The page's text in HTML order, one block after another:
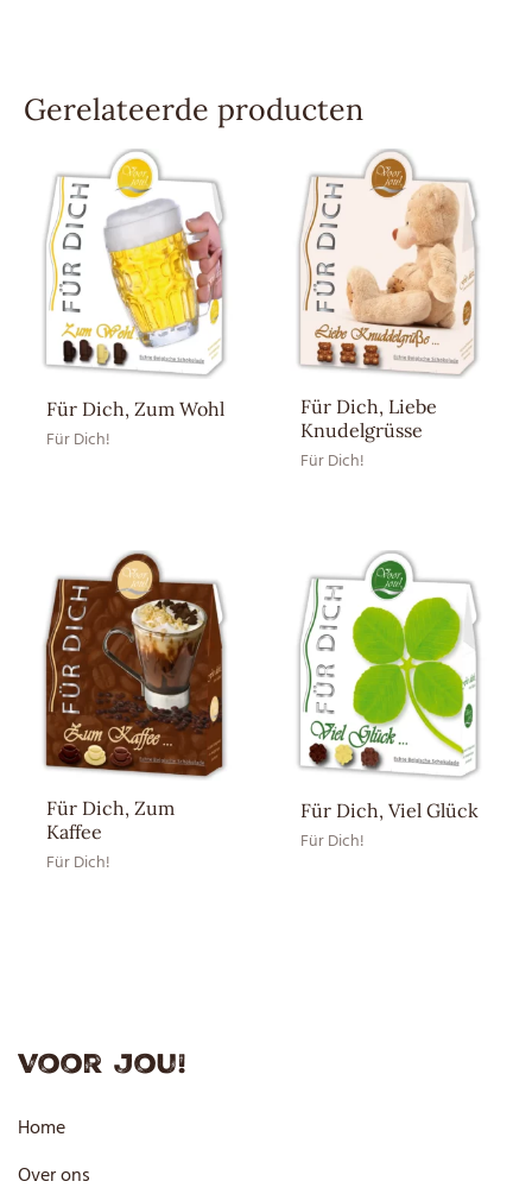
Gerelateerde producten
Für Dich, Zum Wohl
Für Dich!
Für Dich, Liebe
Knudelgrüsse
Für Dich!
Für Dich, Zum
Kaffee
Für Dich!
Für Dich, Viel Glück
Für Dich!
Voor jou!
Home
Over ons